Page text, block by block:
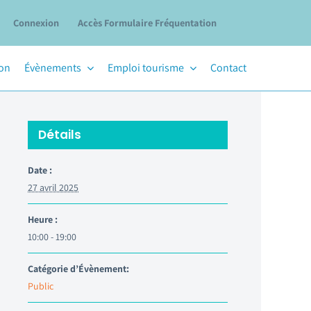
Connexion Accès Formulaire Fréquentation
Évènements Emploi tourisme Contact
Détails
Date :
27 avril 2025
Heure :
10:00 - 19:00
Catégorie d’Évènement:
Public